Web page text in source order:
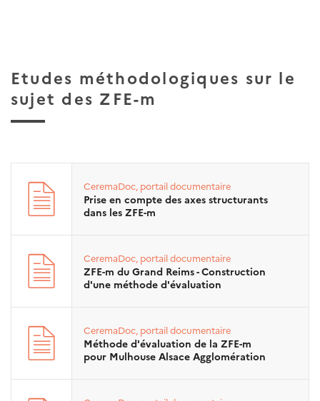
Etudes méthodologiques sur le
sujet des ZFE-m
CeremaDoc, portail documentaire
Prise en compte des axes structurants
dans les ZFE-m
CeremaDoc, portail documentaire
ZFE-m du Grand Reims - Construction
d'une méthode d'évaluation
CeremaDoc, portail documentaire
Méthode d'évaluation de la ZFE-m
pour Mulhouse Alsace Agglomération